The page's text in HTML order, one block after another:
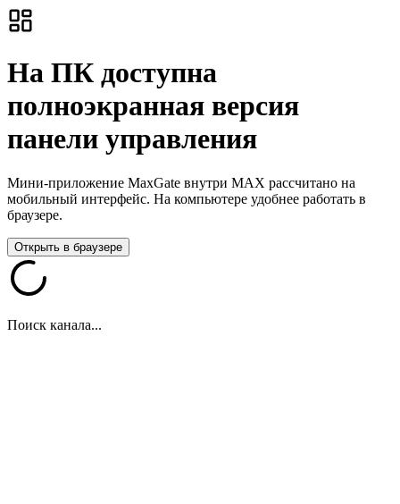
На ПК доступна
полноэкранная версия
панели управления
Мини-приложение MaxGate внутри MAX рассчитано на
мобильный интерфейс. На компьютере удобнее работать в
браузере.
Открыть в браузере
Поиск канала...